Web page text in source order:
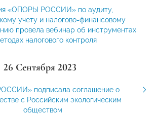
«ОПОРЫ РОССИИ» по аудиту,
учету и налогово-финансовому
провела вебинар об инструментах
налогового контроля
26 Сентября 2023
подписала соглашение о
с Российским экологическим
обществом